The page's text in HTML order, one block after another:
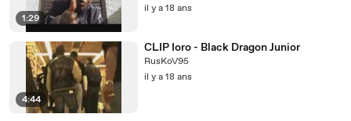
1:29
il y a 18 ans
4:44
CLIP Ioro - Black Dragon Junior
RusKoV95
il y a 18 ans